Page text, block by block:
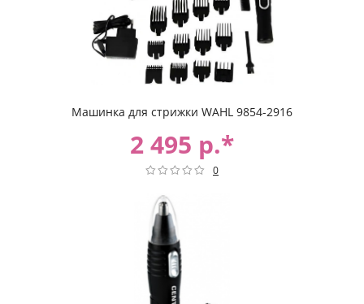
Машинка для стрижки WAHL 9854-2916
2 495 р.*
0